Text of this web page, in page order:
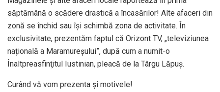
săptămână o scădere drastică a încasărilor! Alte afaceri din
zonă se închid sau își schimbă zona de activitate. În
exclusivitate, prezentăm faptul că Orizont TV, „televiziunea
națională a Maramureșului”, după cum a numit-o
Înaltpreasfinţitul Iustinian, pleacă de la Târgu Lăpuș.
Curând vă vom prezenta și motivele!